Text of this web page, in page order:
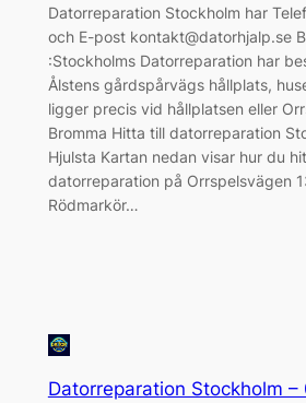
Datorreparation Stockholm har
och E-post kontakt@datorhjalp.se
:Stockholms Datorreparation har
Ålstens gårdspårvägs hållplats,
ligger precis vid hållplatsen eller
Bromma Hitta till datorreparation
Hjulsta Kartan nedan visar hur du
datorreparation på Orrspelsvägen
Rödmarkör…
Datorreparation Stockholm –